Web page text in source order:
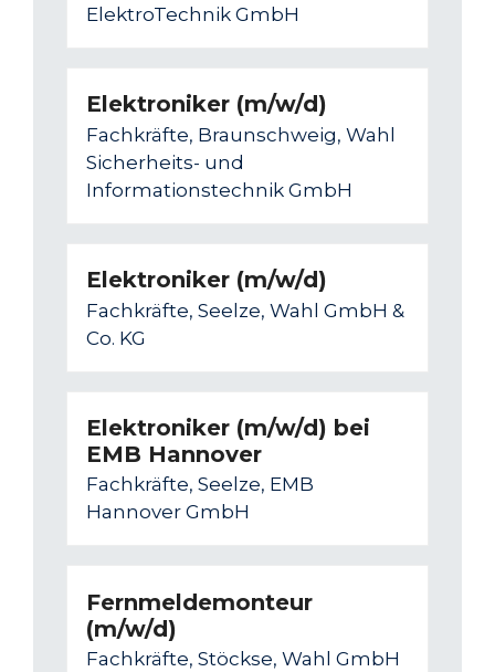
ElektroTechnik GmbH
Elektroniker (m/w/d)
Fachkräfte, Braunschweig, Wahl
Sicherheits- und
Informationstechnik GmbH
Elektroniker (m/w/d)
Fachkräfte, Seelze, Wahl GmbH &
Co. KG
Elektroniker (m/w/d) bei
EMB Hannover
Fachkräfte, Seelze, EMB
Hannover GmbH
Fernmeldemonteur
(m/w/d)
Fachkräfte, Stöckse, Wahl GmbH